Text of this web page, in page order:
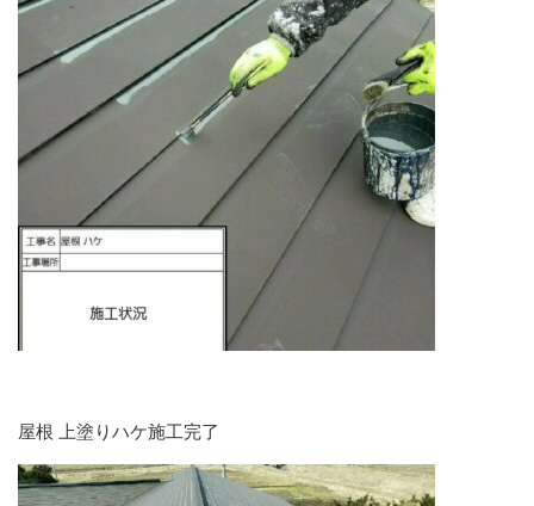
屋根 上塗りハケ施工完了